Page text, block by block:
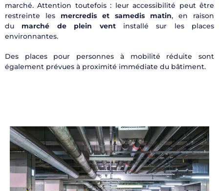
marché. Attention toutefois : leur accessibilité peut être
restreinte les mercredis et samedis matin, en raison
du marché de plein ventinstallé sur les places
environnantes.
Des places pour personnes à mobilité réduite sont
également prévues à proximité immédiate du bâtiment.